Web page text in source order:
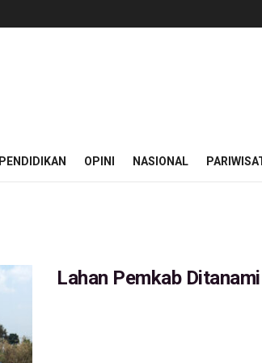
PENDIDIKAN OPINI NASIONAL
Lahan Pemkab